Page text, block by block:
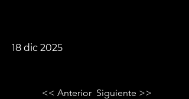
18 dic 2025
<< Anterior Siguiente >>